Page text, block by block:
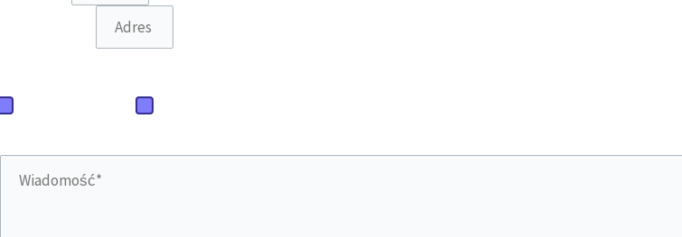
Baza firm polskich